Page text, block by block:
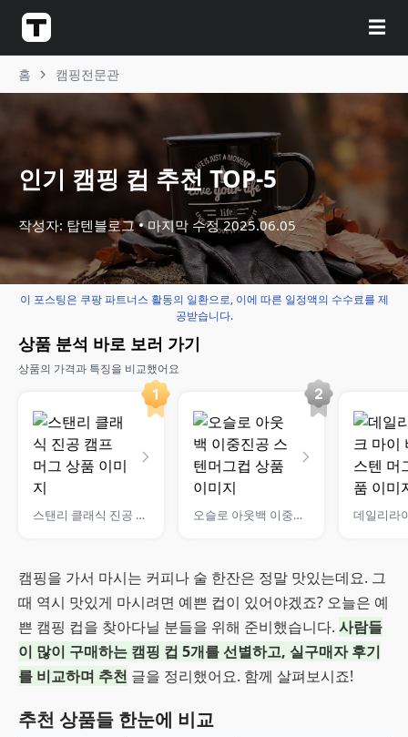
☰
홈 캠핑전문관
인기 캠핑 컵 추천 TOP-5
작성자: 탑텐블로그 마지막 수정2025.06.05
이 포스팅은 쿠팡 파트너스 활동의 일환으로, 이에 따른 일정액의 수수료를 제
공받습니다.
상품 분석 바로 보러 가기
상품의 가격과 특징을 비교했어요
스탠리 클래식 진공 캠프 머그 오슬로 아웃백 이중진공 스텐머그컵
캠핑을 가서 마시는 커피나 술 한잔은 정말 맛있는데요. 그
때 역시 맛있게 마시려면 예쁜 컵이 있어야겠죠? 오늘은 예
쁜 캠핑 컵을 찾아다닐 분들을 위해 준비했습니다. 사람들
이 많이 구매하는 캠핑 컵 5개를 선별하고, 실구매자 후기
를 비교하며 추천 글을 정리했어요. 함께 살펴보시죠!
추천 상품들 한눈에 비교